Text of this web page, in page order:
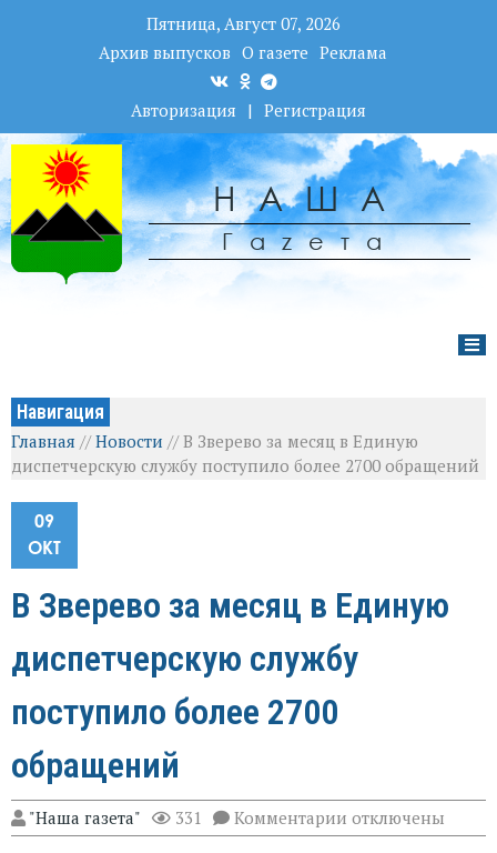
Пятница, Август 07, 2026
Архив выпусков О газете Реклама
Авторизация | Регистрация
НАША
Гаzета
Навигация
Главная //Новости //В Зверево за месяц в Единую
диспетчерскую службу поступило более 2700 обращений
09
ОКТ
В Зверево за месяц в Единую
диспетчерскую службу
поступило более 2700
обращений
"Наша газета" 331 Комментарии к
записи
отключены